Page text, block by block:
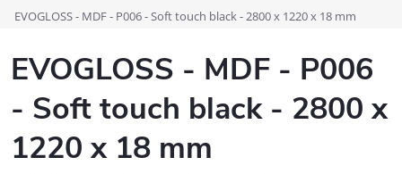
EVOGLOSS - MDF - P006 - Soft touch black - 2800 x 1220 x 18 mm
EVOGLOSS - MDF - P006
- Soft touch black - 2800 x
1220 x 18 mm